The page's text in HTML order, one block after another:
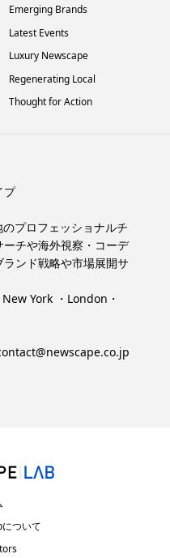
Emerging Brands
Latest Events
Luxury Newscape
Regenerating Local
Thought for Action
プ
プロフェッショナルチ
チや海外視察・コーデ
ンド戦略や市場展開サ
York ・London・
ついて